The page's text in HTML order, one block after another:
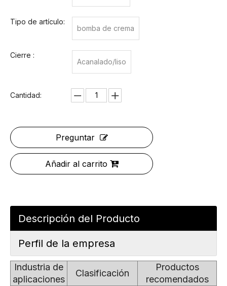
Tipo de artículo:
bomba de crema
Cierre :
Acanalado/liso
Cantidad:
Preguntar
Añadir al carrito
Descripción del Producto
Perfil de la empresa
Industria de
aplicaciones
Clasificación
Productos
recomendados